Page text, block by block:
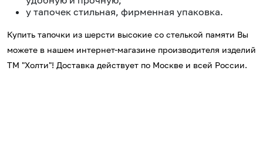
у тапочек стильная, фирменная упаковка.
Купить тапочки из шерсти высокие со стелькой памяти Вы
можете в нашем интернет-магазине производителя изделий
ТМ "Холти"! Доставка действует по Москве и всей России.